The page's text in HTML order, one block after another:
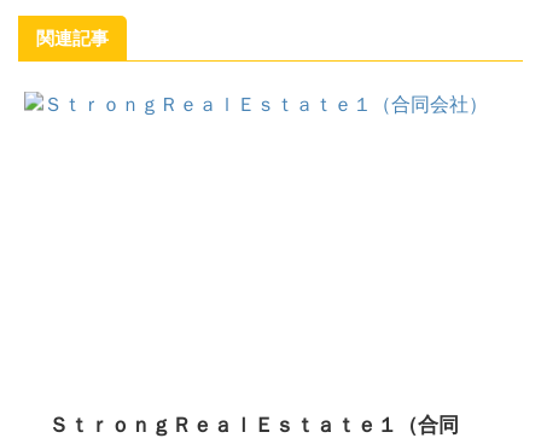
関連記事
ＳｔｒｏｎｇＲｅａｌＥｓｔａｔｅ１（合同